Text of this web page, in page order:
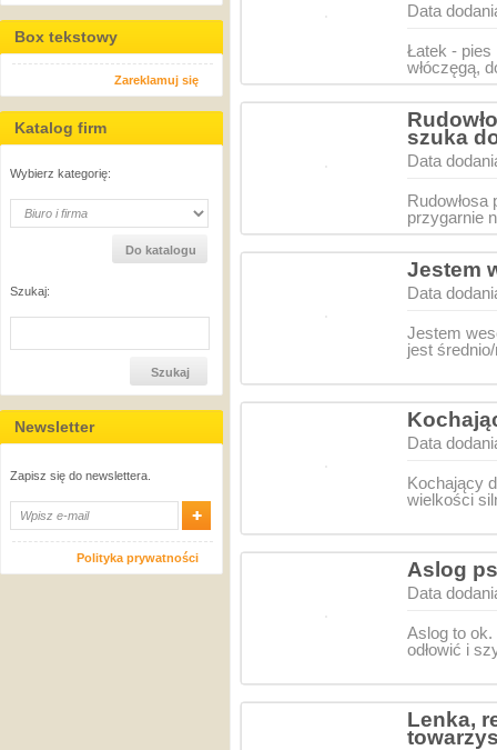
Box tekstowy
Zareklamuj się
Katalog firm
Wybierz kategorię:
Szukaj:
Newsletter
Zapisz się do newslettera.
Polityka prywatności
Data
Łatek - pies
włóczęgą,
szuka
Data
przygarnie
Jestem
Data
Jestem
jest
Data
Kochający
wielkości
Aslog
Data
Aslog to ok.
odłowić i
Lenka,